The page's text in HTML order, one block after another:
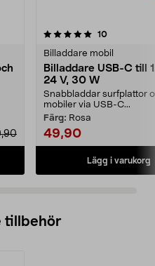
10recensioner
Billaddare mobil
Billaddare USB-C till
24 V, 30 W
Snabbladdar surfplattor
mobiler via USB-C...
Färg: Rosa
49,90
Lägg i varukorg
4.5 av 5 stjärnor
tillbehör